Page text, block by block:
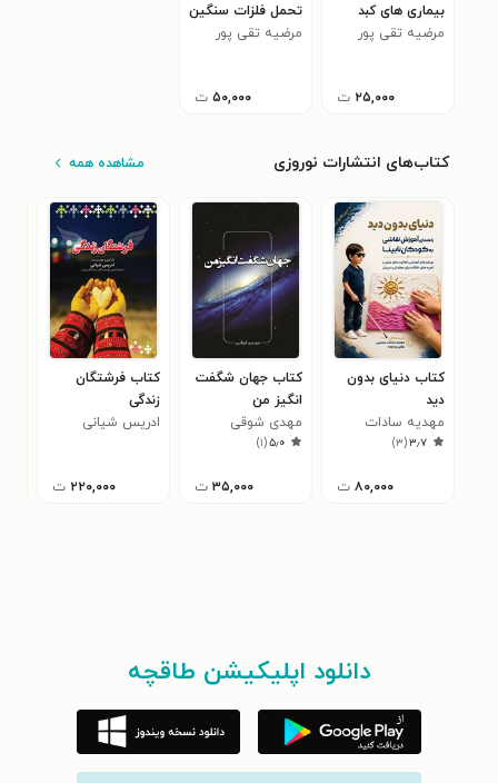
بیماری های کبد
مرضیه تقی پور
۲۵,۰۰۰ ت
تحمل فلزات سنگین
در گیاهان
مرضیه تقی پور
۵۰,۰۰۰ ت
کتاب‌های انتشارات نوروزی مشاهده همه
کتاب دنیای بدون
دید
مهدیه سادات
حسینی
۳٫۷(۳)
۸۰,۰۰۰ ت
کتاب جهان شگفت
انگیز من
مهدی شوقی
۵٫۰(۱)
۳۵,۰۰۰ ت
کتاب فرشتگان
زندگی
ادریس شیانی
۲۲۰,۰۰۰ ت
دانلود اپلیکیشن طاقچه